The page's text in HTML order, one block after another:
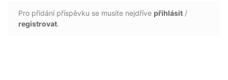
Pro přidání příspěvku se musíte nejdříve přihlásit /
registrovat.